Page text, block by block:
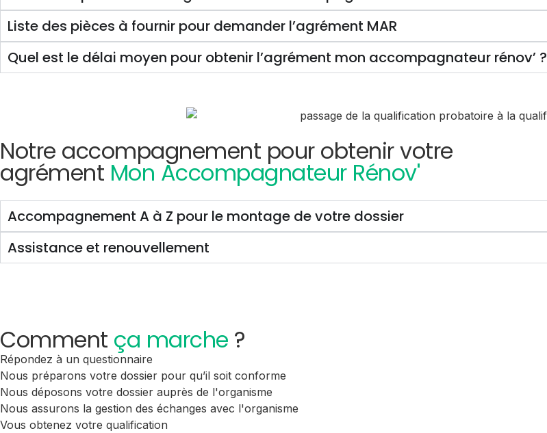
Liste des pièces à fournir pour demander l’agrément MAR
Quel est le délai moyen pour obtenir l’agrément mon accompagnateur rénov’ ?
Notre accompagnement pour obtenir votre
agrément Mon Accompagnateur Rénov'
Accompagnement A à Z pour le montage de votre dossier
Assistance et renouvellement
Comment ça marche ?
Répondez à un questionnaire
Nous préparons votre dossier pour qu’il soit conforme
Nous déposons votre dossier auprès de l'organisme
Nous assurons la gestion des échanges avec l'organisme
Vous obtenez votre qualification